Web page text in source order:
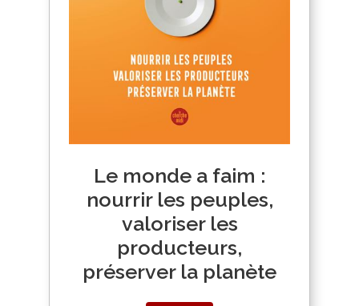
Le monde a faim :
nourrir les peuples,
valoriser les
producteurs,
préserver la planète